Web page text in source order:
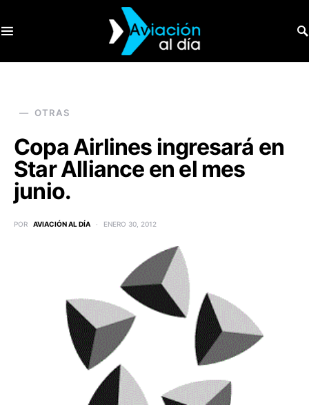
OTRAS
Copa Airlines ingresará en
Star Alliance en el mes
junio.
POR AVIACIÓN AL DÍA ENERO 30, 2012